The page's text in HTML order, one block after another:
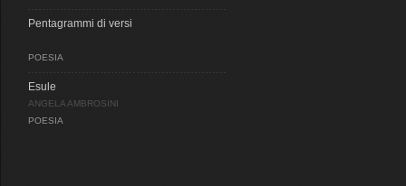
Pentagrammi di versi
POESIA
Esule
ANGELA AMBROSINI
POESIA